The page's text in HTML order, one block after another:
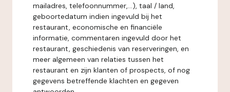
mailadres, telefoonnummer,...), taal / land,
geboortedatum indien ingevuld bij het
restaurant, economische en financiële
informatie, commentaren ingevuld door het
restaurant, geschiedenis van reserveringen, en
meer algemeen van relaties tussen het
restaurant en zijn klanten of prospects, of nog
gegevens betreffende klachten en gegeven